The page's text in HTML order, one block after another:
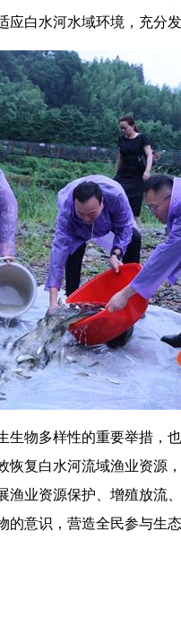
白水河水域环境，充分
生物多样性的重要举措，
复白水河流域渔业资源
业资源保护、增殖放流
的意识，营造全民参与生